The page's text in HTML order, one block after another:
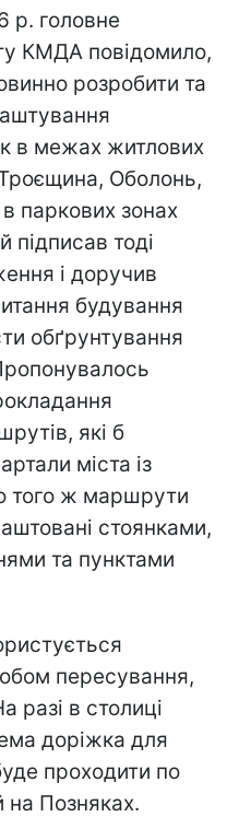
р. головне
КМДА повідомило,
розробити та
в межах житлових
Оболонь,
паркових зонах
підписав тоді
і доручив
будування
обґрунтування
які б
міста із
того ж маршрути
стоянками,
та пунктами
пересування,
разі в столиці
доріжка для
проходити по
на Позняках.